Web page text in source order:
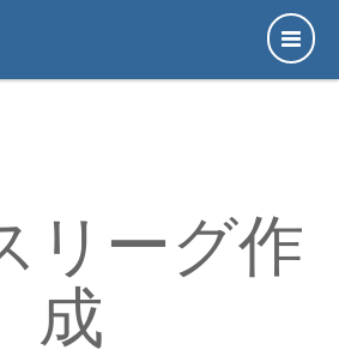
リーグ作
成